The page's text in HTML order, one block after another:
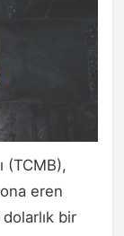
(TCMB),
eren
bir